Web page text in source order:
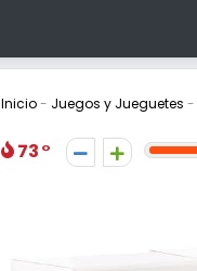
Inicio- Juegos y Jueguetes -
73